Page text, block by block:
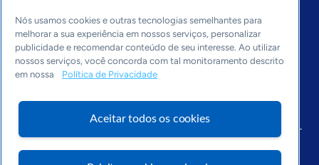
Editorias
Economia & Política
Inovação & Tecnologia
Dados
Nós usamos cookies e outras tecnologias semelhantes para
melhorar a sua experiência em nossos serviços, personalizar
publicidade e recomendar conteúdo de seu interesse. Ao utilizar
nossos serviços, você concorda com tal monitoramento descrito
em nossa
Política de Privacidade
Aceitar todos os cookies